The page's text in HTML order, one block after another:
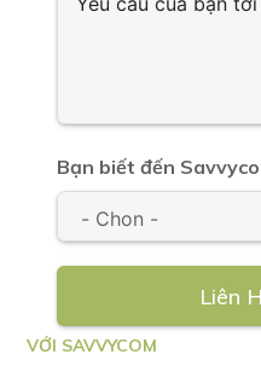
VỚI SAVVYCOM
Bạn biết đến
Liên